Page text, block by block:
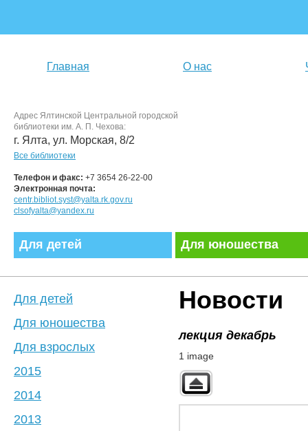
Главная О нас
Адрес Ялтинской Центральной городской
библиотеки им. А. П. Чехова:
г. Ялта, ул. Морская, 8/2
Все библиотеки
Телефон и факс: +7 3654 26-22-00
Электронная почта:
centr.bibliot.syst@yalta.rk.gov.ru
clsofyalta@yandex.ru
Для детей Для юношества
Новости
лекция декабрь
1 image
Для детей
Для юношества
Для взрослых
2015
2014
2013